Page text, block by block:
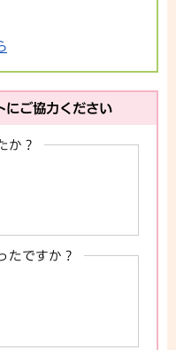
にご協力ください
か？
たですか？